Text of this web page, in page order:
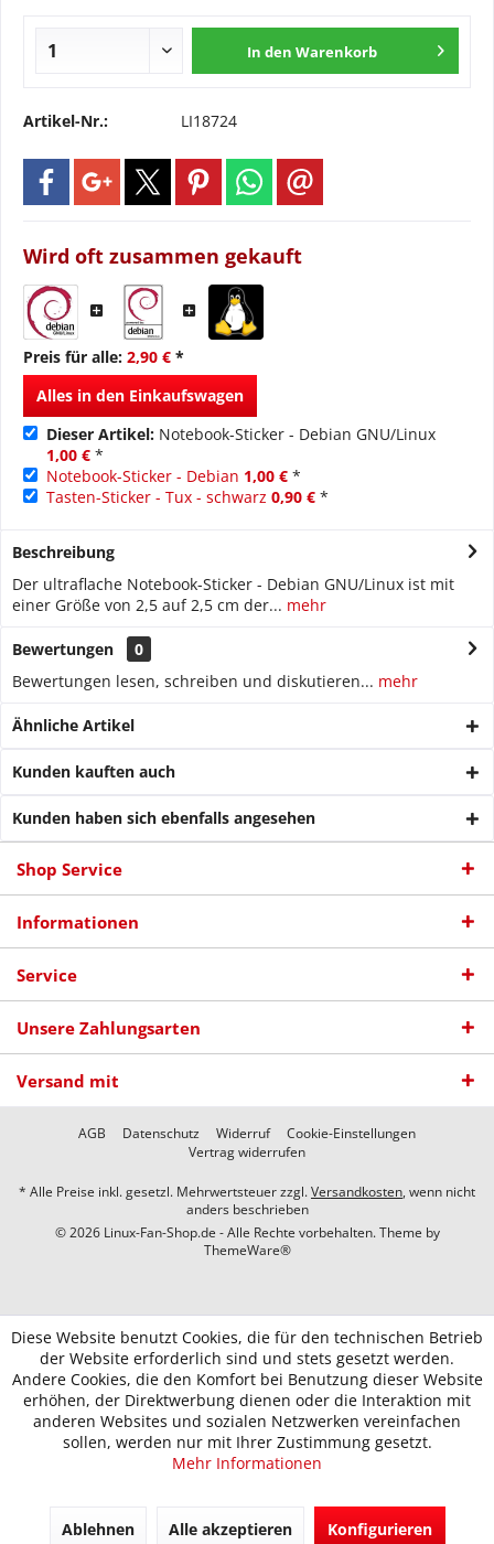
In den Warenkorb
Artikel-Nr.: LI18724
Wird oft zusammen gekauft
Preis für alle: 2,90 € *
Alles in den Einkaufswagen
Dieser Artikel: Notebook-Sticker - Debian GNU/Linux
1,00 € *
Notebook-Sticker - Debian 1,00 € *
Tasten-Sticker - Tux - schwarz 0,90 € *
Beschreibung
Der ultraflache Notebook-Sticker - Debian GNU/Linux ist mit
einer Größe von 2,5 auf 2,5 cm der... mehr
Bewertungen
0
Bewertungen lesen, schreiben und diskutieren... mehr
Ähnliche Artikel
Kunden kauften auch
Kunden haben sich ebenfalls angesehen
Shop Service
Informationen
Service
Unsere Zahlungsarten
Versand mit
AGB Datenschutz Widerruf
Cookie-Einstellungen
Vertrag widerrufen
* Alle Preise inkl. gesetzl. Mehrwertsteuer zzgl.Versandkosten, wenn nicht
anders beschrieben
© 2026 Linux-Fan-Shop.de - Alle Rechte vorbehalten. Theme by
ThemeWare®
Diese Website benutzt Cookies, die für den technischen Betrieb
der Website erforderlich sind und stets gesetzt werden.
Andere Cookies, die den Komfort bei Benutzung dieser Website
erhöhen, der Direktwerbung dienen oder die Interaktion mit
anderen Websites und sozialen Netzwerken vereinfachen
sollen, werden nur mit Ihrer Zustimmung gesetzt.
Mehr Informationen
Ablehnen Alle akzeptieren Konfigurieren